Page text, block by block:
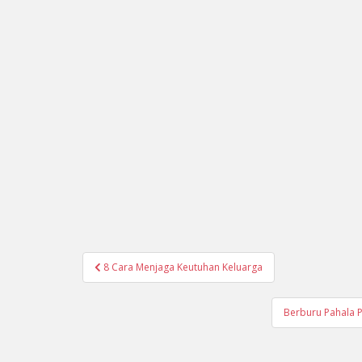
Navigasi
pos
8 Cara Menjaga Keutuhan Keluarga
Berburu Pahala